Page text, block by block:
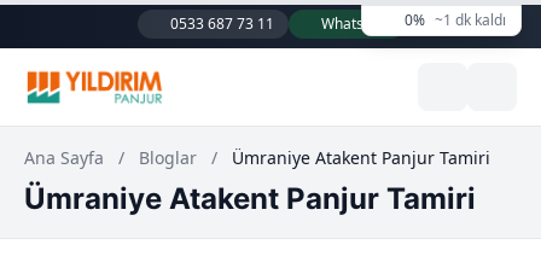
0533 687 73 11 WhatsApp 0% ~1 dk kaldı
Ana Sayfa / Bloglar / Ümraniye Atakent Panjur Tamiri
Ümraniye Atakent Panjur Tamiri